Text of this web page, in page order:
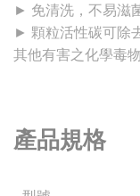
► 免清洗，不易滋
► 顆粒活性碳可除
其他有害之化學毒
產品規格